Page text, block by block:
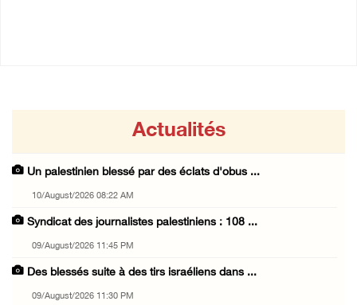
Actualités
Un palestinien blessé par des éclats d'obus ...
10/August/2026 08:22 AM
Syndicat des journalistes palestiniens : 108 ...
09/August/2026 11:45 PM
Des blessés suite à des tirs israéliens dans ...
09/August/2026 11:30 PM